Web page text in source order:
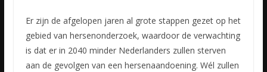
Er zijn de afgelopen jaren al grote stappen gezet op het
gebied van hersenonderzoek, waardoor de verwachting
is dat er in 2040 minder Nederlanders zullen sterven
aan de gevolgen van een hersenaandoening. Wél zullen